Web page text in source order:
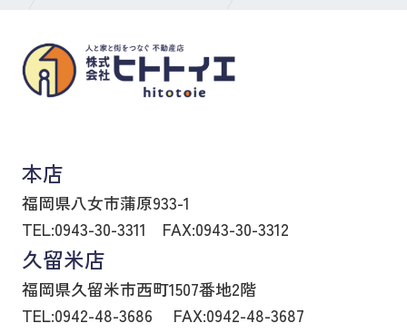
本店
福岡県八女市蒲原933-1
TEL:0943-30-3311
FAX:0943-30-3312
久留米店
福岡県久留米市西町1507番地2階
TEL:0942-48-3686
FAX:0942-48-3687